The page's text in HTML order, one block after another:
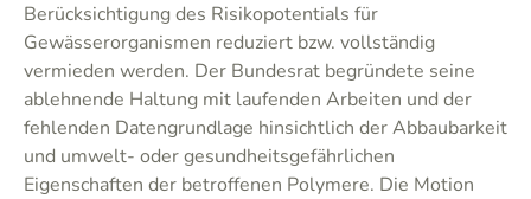
Berücksichtigung des Risikopotentials für
Gewässerorganismen reduziert bzw. vollständig
vermieden werden. Der Bundesrat begründete seine
ablehnende Haltung mit laufenden Arbeiten und der
fehlenden Datengrundlage hinsichtlich der Abbaubarkeit
und umwelt- oder gesundheitsgefährlichen
Eigenschaften der betroffenen Polymere. Die Motion